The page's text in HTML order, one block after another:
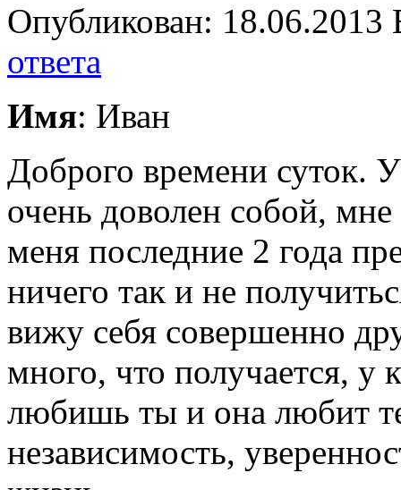
Опубликован:
ответа
Имя: Иван
Доброго времени суток.
очень доволен собой,
меня последние 2 года
ничего так и не
вижу себя совершенно
много, что получается, у
любишь ты и она любит
независимость,